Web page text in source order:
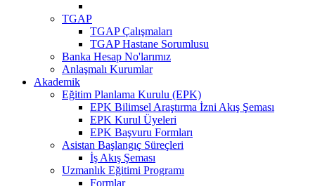
TGAP
TGAP Çalışmaları
TGAP Hastane Sorumlusu
Banka Hesap No'larımız
Anlaşmalı Kurumlar
Akademik
Eğitim Planlama Kurulu (EPK)
EPK Bilimsel Araştırma İzni Akış Şeması
EPK Kurul Üyeleri
EPK Başvuru Formları
Asistan Başlangıç Süreçleri
İş Akış Şeması
Uzmanlık Eğitimi Programı
Formlar